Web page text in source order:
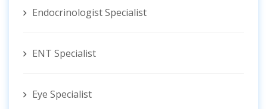
Endocrinologist Specialist
ENT Specialist
Eye Specialist